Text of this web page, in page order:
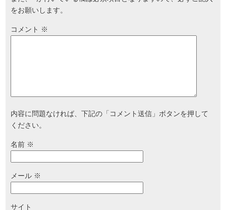
をお願いします。
コメント ※
内容に問題なければ、下記の「コメント送信」ボタンを押して
ください。
名前 ※
メール ※
サイト